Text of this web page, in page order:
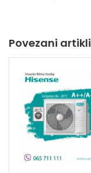
Povezani artikli